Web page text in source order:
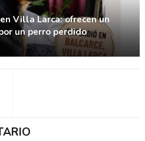
Villa Larca: ofrecen un
un perro perdido